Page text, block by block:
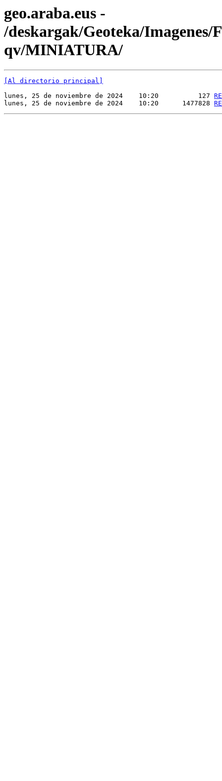
geo.araba.eus -
/deskargak/Geoteka/Imagenes/
qv/MINIATURA/
[Al directorio principal]
lunes, 25 de noviembre de 2024    10:20          127
lunes, 25 de noviembre de 2024    10:20      1477828